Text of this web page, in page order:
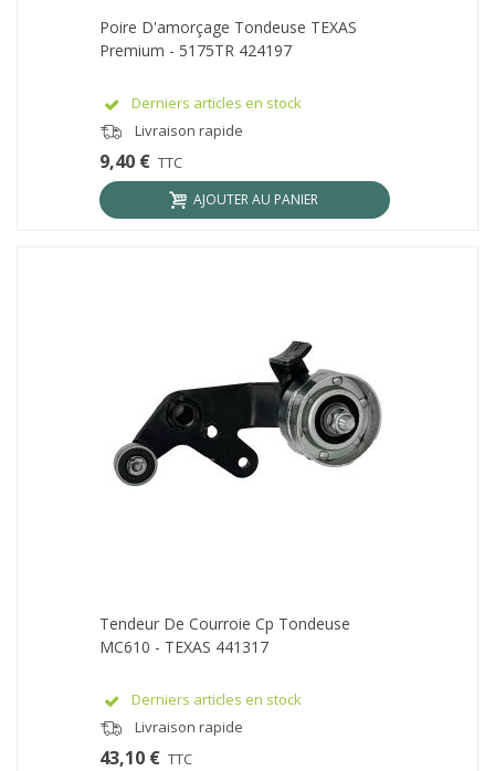
Poire D'amorçage Tondeuse TEXAS
Premium - 5175TR 424197
Derniers articles en stock
Livraison rapide
9,40 € TTC
AJOUTER AU PANIER
Tendeur De Courroie Cp Tondeuse
MC610 - TEXAS 441317
Derniers articles en stock
Livraison rapide
43,10 € TTC